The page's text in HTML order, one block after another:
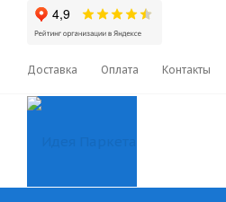
Доставка Оплата Контакты